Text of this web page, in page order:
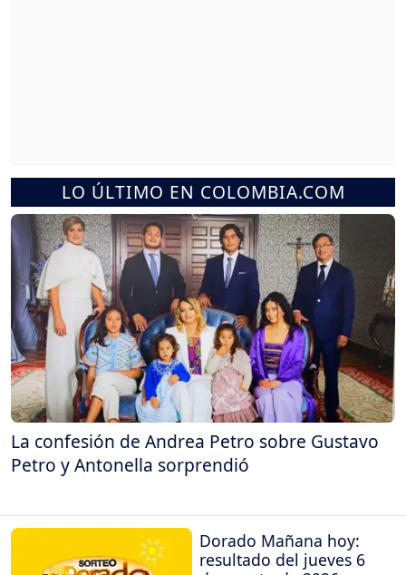
LO ÚLTIMO EN COLOMBIA.COM
La confesión de Andrea Petro sobre Gustavo
Petro y Antonella sorprendió
Dorado Mañana hoy:
resultado del jueves 6